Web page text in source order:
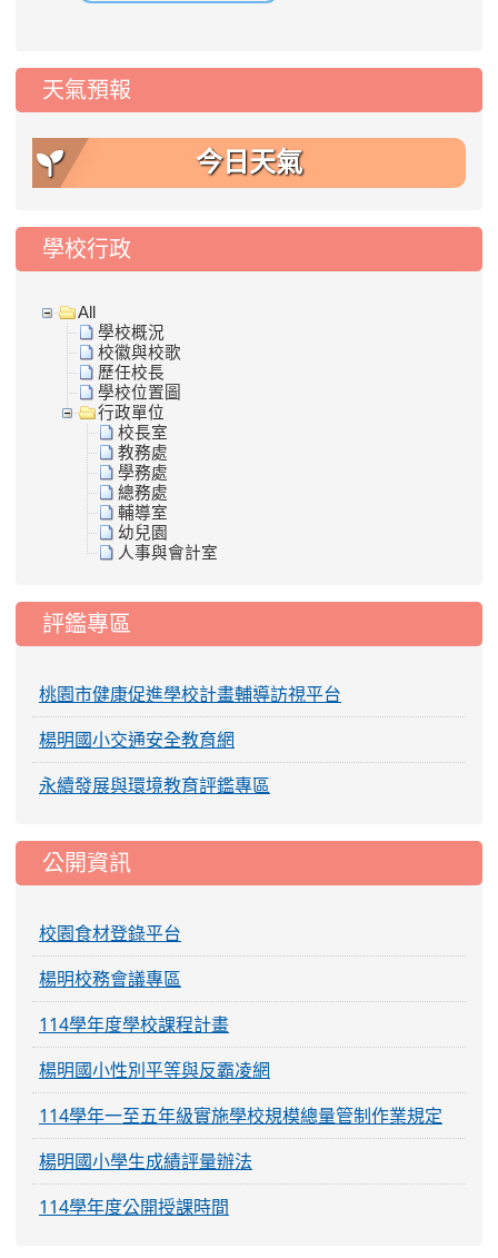
天氣預報
今日天氣
學校行政
All
學校概況
校徽與校歌
歷任校長
學校位置圖
行政單位
校長室
教務處
學務處
總務處
輔導室
幼兒園
人事與會計室
評鑑專區
桃園市健康促進學校計畫輔導訪視平台
楊明國小交通安全教育網
永續發展與環境教育評鑑專區
公開資訊
校園食材登錄平台
楊明校務會議專區
114學年度學校課程計畫
楊明國小性別平等與反霸凌網
114學年一至五年級實施學校規模總量管制作業規定
楊明國小學生成績評量辦法
114學年度公開授課時間